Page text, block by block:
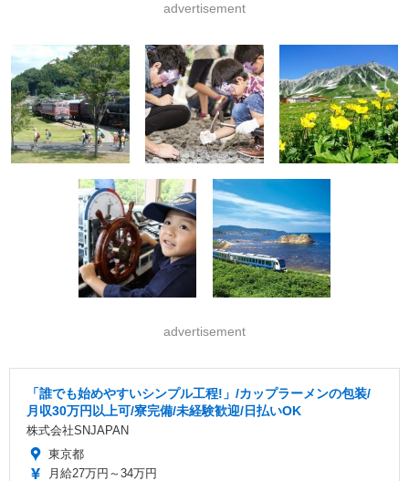
advertisement
advertisement
「誰でも始めやすいシンプル工程!」/カップラーメンの包装/
月収30万円以上可/寮完備/未経験歓迎/日払いOK
株式会社SNJAPAN
東京都
月給27万円～34万円